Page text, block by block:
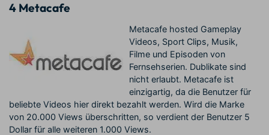
4 Metacafe
Metacafe hosted Gameplay
Videos, Sport Clips, Musik,
Filme und Episoden von
Fernsehserien. Dublikate sind
nicht erlaubt. Metacafe ist
einzigartig, da die Benutzer für
beliebte Videos hier direkt bezahlt werden. Wird die Marke
von 20.000 Views überschritten, so verdient der Benutzer 5
Dollar für alle weiteren 1.000 Views.